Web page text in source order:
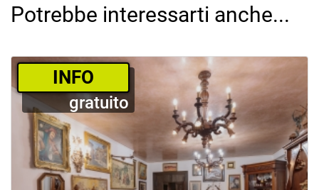
Potrebbe interessarti anche...
­INFO
gratuito